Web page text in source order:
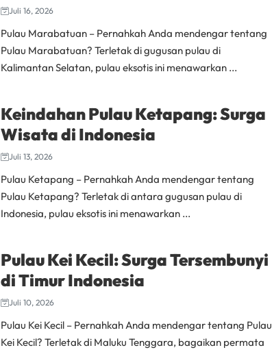
Juli 16, 2026
Pulau Marabatuan – Pernahkah Anda mendengar tentang
Pulau Marabatuan? Terletak di gugusan pulau di
Kalimantan Selatan, pulau eksotis ini menawarkan ...
Keindahan Pulau Ketapang: Surga
Wisata di Indonesia
Juli 13, 2026
Pulau Ketapang – Pernahkah Anda mendengar tentang
Pulau Ketapang? Terletak di antara gugusan pulau di
Indonesia, pulau eksotis ini menawarkan ...
Pulau Kei Kecil: Surga Tersembunyi
di Timur Indonesia
Juli 10, 2026
Pulau Kei Kecil – Pernahkah Anda mendengar tentang Pulau
Kei Kecil? Terletak di Maluku Tenggara, bagaikan permata